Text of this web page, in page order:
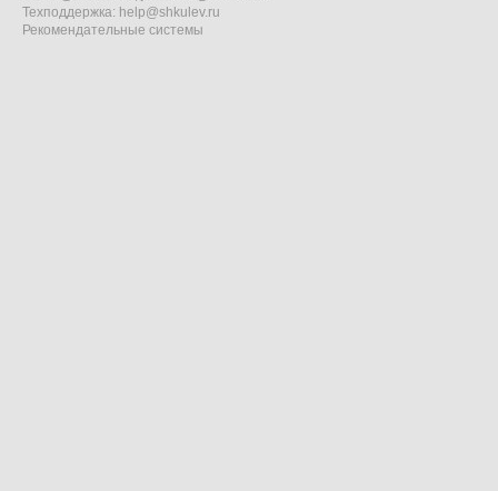
Техподдержка: help@shkulev.ru
Рекомендательные системы